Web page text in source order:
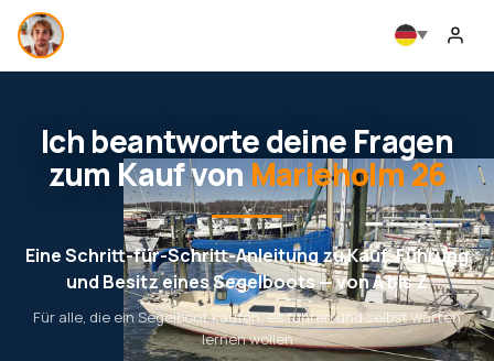
Ich beantworte deine Fragen
zum Kauf vonMarieholm 26
Eine Schritt-für-Schritt-Anleitung zu Kauf, Führung
und Besitz eines Segelboots — von A bis Z
Für alle, die ein Segelboot kaufen, es führen und selbst warten
lernen wollen